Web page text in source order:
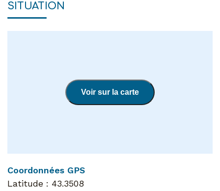
SITUATION
Voir sur la carte
Coordonnées GPS
Latitude : 43.3508